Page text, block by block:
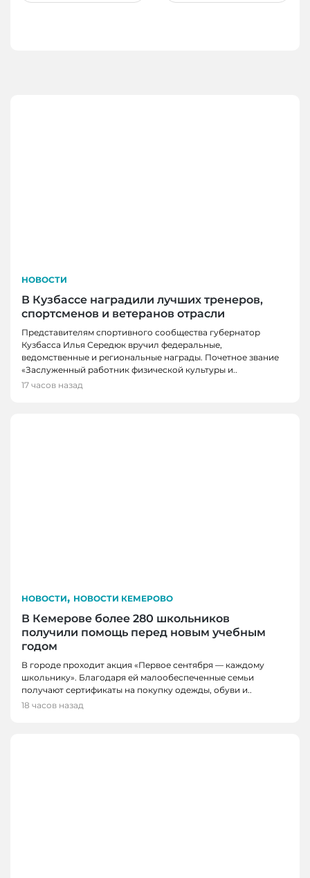
НОВОСТИ
В Кузбассе наградили лучших тренеров,
спортсменов и ветеранов отрасли
Представителям спортивного сообщества губернатор
Кузбасса Илья Середюк вручил федеральные,
ведомственные и региональные награды. Почетное звание
«Заслуженный работник физической культуры и..
17 часов назад
НОВОСТИ, НОВОСТИ КЕМЕРОВО
В Кемерове более 280 школьников
получили помощь перед новым учебным
годом
В городе проходит акция «Первое сентября — каждому
школьнику». Благодаря ей малообеспеченные семьи
получают сертификаты на покупку одежды, обуви и..
18 часов назад